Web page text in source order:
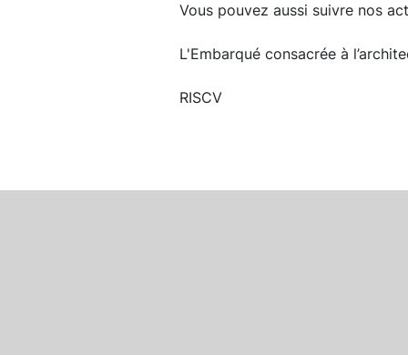
Vous pouvez aussi suivre nos
L'Embarqué consacrée à
RISCV